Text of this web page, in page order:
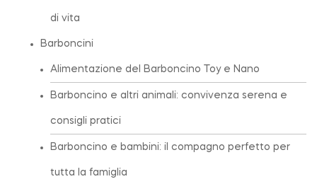
di vita
Barboncini
Alimentazione del Barboncino Toy e Nano
Barboncino e altri animali: convivenza serena e
consigli pratici
Barboncino e bambini: il compagno perfetto per
tutta la famiglia